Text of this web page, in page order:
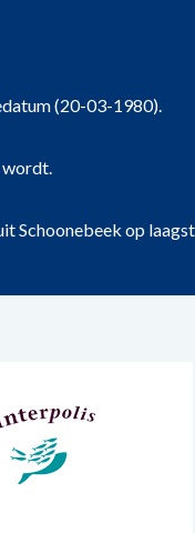
(20-03-1980).
wordt.
Schoonebeek op